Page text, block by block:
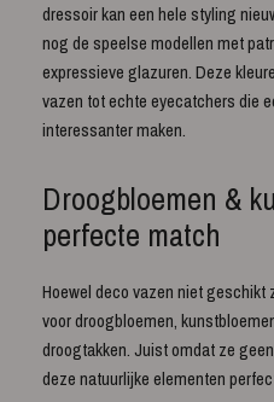
dressoir kan een hele styling
nog de speelse modellen met
expressieve glazuren. Deze
vazen tot echte eyecatchers die
interessanter maken.
Droogbloemen &
perfecte match
Hoewel deco vazen niet geschikt
voor droogbloemen,
droogtakken. Juist omdat ze
deze natuurlijke elementen